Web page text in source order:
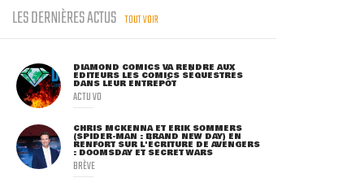
LES DERNIÈRES ACTUS TOUT VOIR
DIAMOND COMICS VA RENDRE AUX
ÉDITEURS LES COMICS SÉQUESTRÉS
DANS LEUR ENTREPÔT
ACTU VO
CHRIS MCKENNA ET ERIK SOMMERS
(SPIDER-MAN : BRAND NEW DAY) EN
RENFORT SUR L'ÉCRITURE DE AVENGERS
: DOOMSDAY ET SECRET WARS
BRÈVE